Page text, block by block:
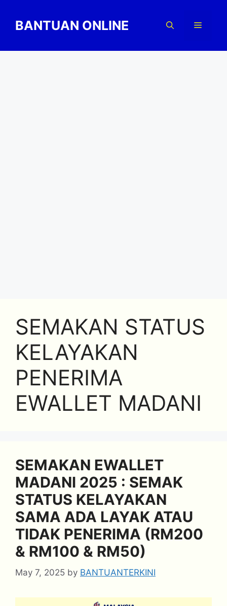
contentBANTUAN ONLINE Menu
SEMAKAN STATUS
KELAYAKAN
PENERIMA
EWALLET MADANI
SEMAKAN EWALLET
MADANI 2025 : SEMAK
STATUS KELAYAKAN
SAMA ADA LAYAK ATAU
TIDAK PENERIMA (RM200
& RM100 & RM50)
May 7, 2025 by BANTUANTERKINI